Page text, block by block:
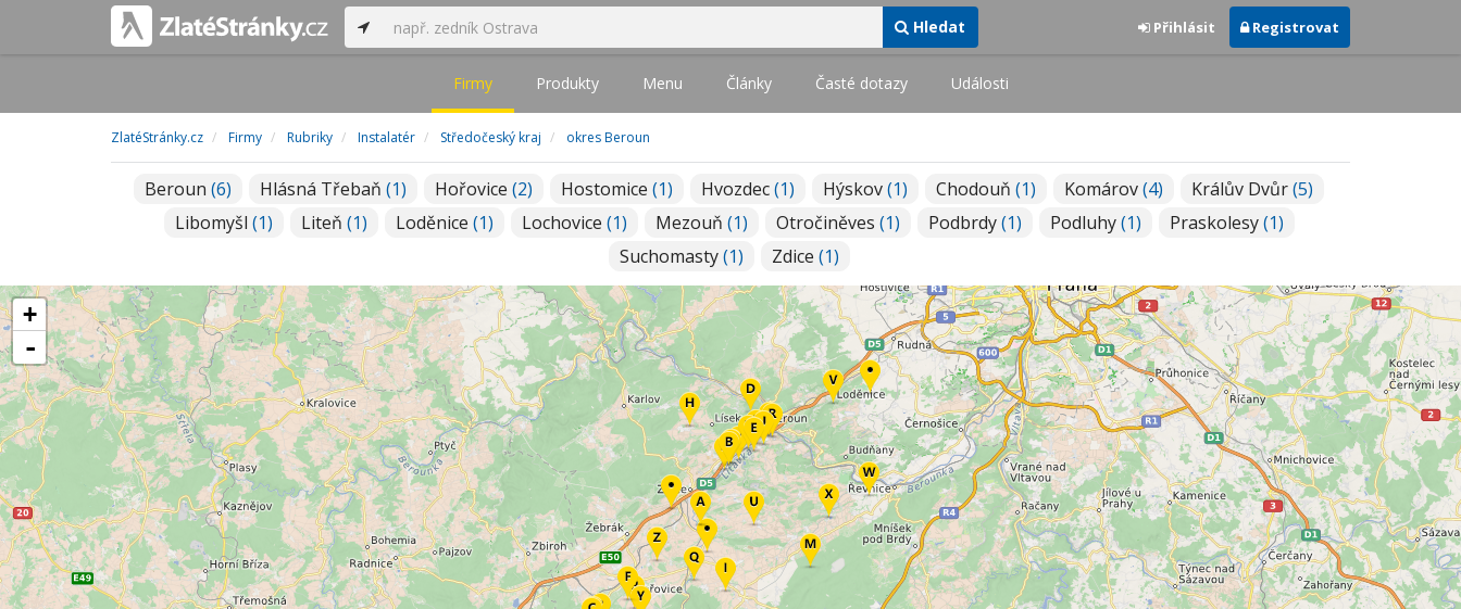
Hledat Přihlásit Registrovat
Firmy Produkty Menu Články Časté dotazy Události
ZlatéStránky.cz Firmy Rubriky Instalatér Středočeský kraj okres Beroun
Beroun (6) Hlásná Třebaň (1) Hořovice (2) Hostomice (1) Hvozdec(1) Hýskov(1) Chodouň (1) Komárov(4) Králův Dvůr(5)
Libomyšl (1) Liteň (1) Loděnice (1) Lochovice (1) Mezouň (1) Otročiněves (1) Podbrdy(1) Podluhy(1) Praskolesy(1)
Suchomasty(1) Zdice (1)
+
-